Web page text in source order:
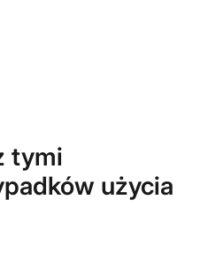
tymi
użycia